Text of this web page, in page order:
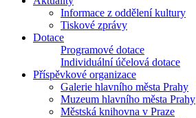
Informace z oddělení kultury
Tiskové zprávy
Dotace
Programové dotace
Individuální účelová dotace
Příspěvkové organizace
Galerie hlavního města Prahy
Muzeum hlavního města Prahy
Městská knihovna v Praze